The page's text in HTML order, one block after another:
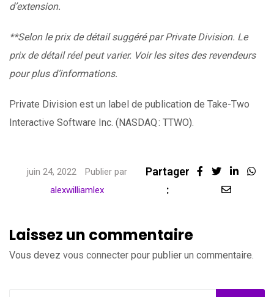
d’extension.
**Selon le prix de détail suggéré par Private Division. Le
prix de détail réel peut varier. Voir les sites des revendeurs
pour plus d’informations.
Private Division est un label de publication de Take-Two
Interactive Software Inc. (NASDAQ : TTWO).
juin 24, 2022
Publier par
alexwilliamlex
Partager
:
Share
Laissez un commentaire
Vous devez vous connecter pour publier un commentaire.